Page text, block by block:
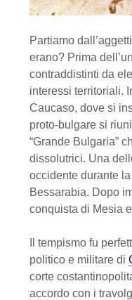
Partiamo
erano? Prima
contraddistinti da
interessi territoriali.
Caucaso, dove si
proto-bulgare si
“Grande Bulgaria”
dissolutrici. Una
occidente durante
Bessarabia. Dopo
conquista di Mesia
Il tempismo fu
politico e militare di
corte
accordo con i